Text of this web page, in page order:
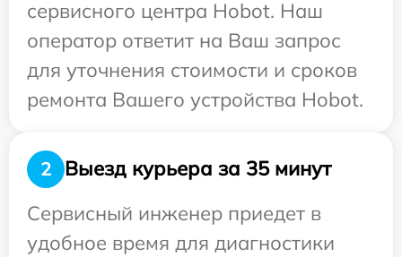
сервисного центра Hobot. Наш
оператор ответит на Ваш запрос
для уточнения стоимости и сроков
ремонта Вашего устройства Hobot.
2
Выезд курьера за 35 минут
Сервисный инженер приедет в
удобное время для диагностики